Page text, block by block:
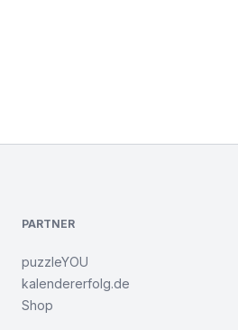
PARTNER
puzzleYOU
kalendererfolg.de
Shop